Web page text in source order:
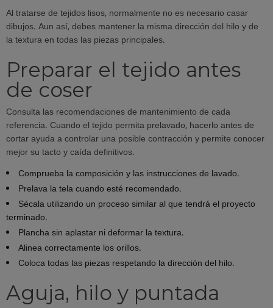
Al tratarse de tejidos lisos, normalmente no es necesario casar
dibujos. Aun así, debes mantener la misma dirección del hilo y de
la textura en todas las piezas principales.
Preparar el tejido antes
de coser
Consulta las recomendaciones de mantenimiento de cada
referencia. Cuando el tejido permita prelavado, hacerlo antes de
cortar ayuda a controlar una posible contracción y permite conocer
mejor su tacto y caída definitivos.
Comprueba la composición y las instrucciones de lavado.
Prelava la tela cuando esté recomendado.
Sécala utilizando un proceso similar al que tendrá el proyecto
terminado.
Plancha sin aplastar ni deformar la textura.
Alinea correctamente los orillos.
Coloca todas las piezas respetando la dirección del hilo.
Aguja, hilo y puntada